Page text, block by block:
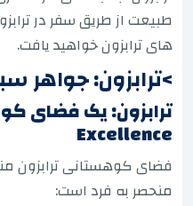
طبیعت از طریق سفر در
های ترابزون خواهید یافت.
>ترابزون: جواهر
Excellence
فضای کوهستانی
منحصر به فرد است: